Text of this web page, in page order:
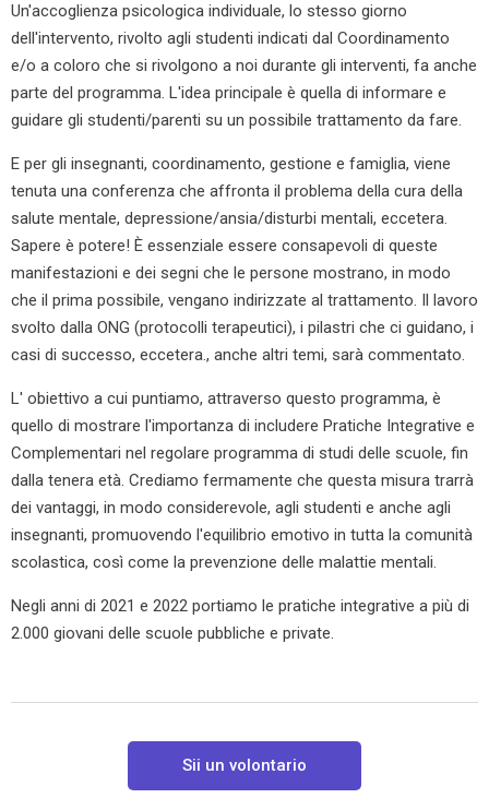
Un'accoglienza psicologica individuale, lo stesso giorno
dell'intervento, rivolto agli studenti indicati dal Coordinamento
e/o a coloro che si rivolgono a noi durante gli interventi, fa anche
parte del programma. L'idea principale è quella di informare e
guidare gli studenti/parenti su un possibile trattamento da fare.
E per gli insegnanti, coordinamento, gestione e famiglia, viene
tenuta una conferenza che affronta il problema della cura della
salute mentale, depressione/ansia/disturbi mentali, eccetera.
Sapere è potere! È essenziale essere consapevoli di queste
manifestazioni e dei segni che le persone mostrano, in modo
che il prima possibile, vengano indirizzate al trattamento. Il lavoro
svolto dalla ONG (protocolli terapeutici), i pilastri che ci guidano, i
casi di successo, eccetera., anche altri temi, sarà commentato.
L' obiettivo a cui puntiamo, attraverso questo programma, è
quello di mostrare l'importanza di includere Pratiche Integrative e
Complementari nel regolare programma di studi delle scuole, fin
dalla tenera età. Crediamo fermamente che questa misura trarrà
dei vantaggi, in modo considerevole, agli studenti e anche agli
insegnanti, promuovendo l'equilibrio emotivo in tutta la comunità
scolastica, così come la prevenzione delle malattie mentali.
Negli anni di 2021 e 2022 portiamo le pratiche integrative a più di
2.000 giovani delle scuole pubbliche e private.
Sii un volontario